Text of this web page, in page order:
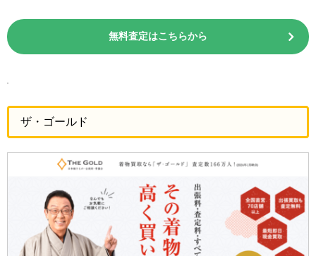
無料査定はこちらから
ザ・ゴールド